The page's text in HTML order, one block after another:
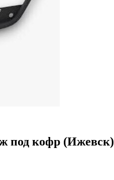
под кофр (Ижевск)